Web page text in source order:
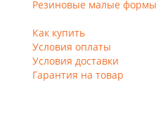
Резиновые малые формы
Как купить
Условия оплаты
Условия доставки
Гарантия на товар